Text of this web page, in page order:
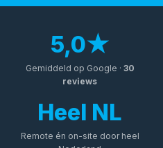
5,0★
Gemiddeld op Google · 30
reviews
Heel NL
Remote én on-site door heel